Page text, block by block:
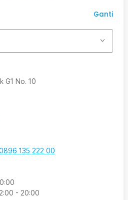
Ganti
G1 No. 10
135 222 00
- 20:00